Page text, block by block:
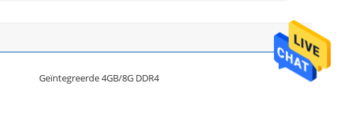
Geïntegreerde 4GB/8G DDR4